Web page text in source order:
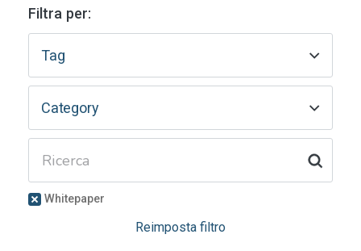
Filtra per:
Tag
Category
Whitepaper
Reimposta filtro